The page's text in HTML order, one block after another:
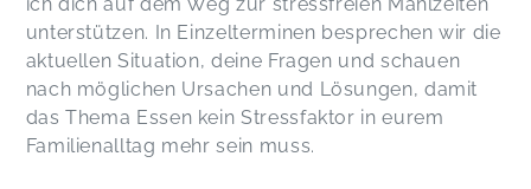
unterstützen. In Einzelterminen besprechen wir die
aktuellen Situation, deine Fragen und schauen
nach möglichen Ursachen und Lösungen, damit
das Thema Essen kein Stressfaktor in eurem
Familienalltag mehr sein muss.